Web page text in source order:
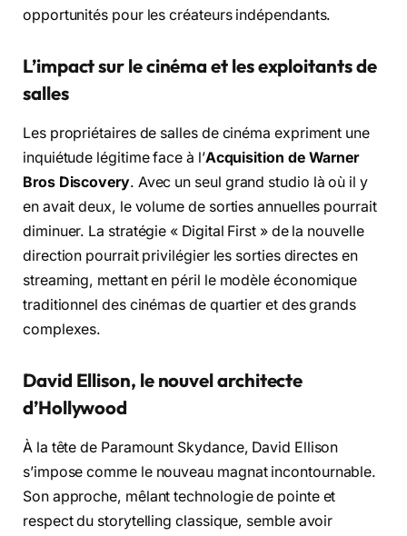
opportunités pour les créateurs indépendants.
L’impact sur le cinéma et les exploitants de
salles
Les propriétaires de salles de cinéma expriment une
inquiétude légitime face à l’Acquisition de Warner
Bros Discovery. Avec un seul grand studio là où il y
en avait deux, le volume de sorties annuelles pourrait
diminuer. La stratégie « Digital First » de la nouvelle
direction pourrait privilégier les sorties directes en
streaming, mettant en péril le modèle économique
traditionnel des cinémas de quartier et des grands
complexes.
David Ellison, le nouvel architecte
d’Hollywood
À la tête de Paramount Skydance, David Ellison
s’impose comme le nouveau magnat incontournable.
Son approche, mêlant technologie de pointe et
respect du storytelling classique, semble avoir